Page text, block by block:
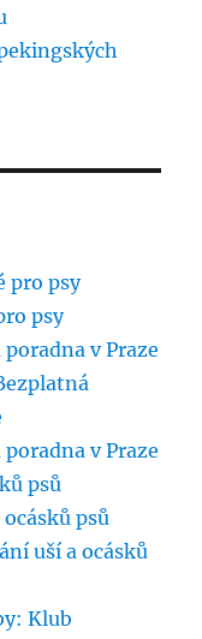
pro psy
psy
v Praze
v Praze
psů
psů
uší a ocásků
Klub